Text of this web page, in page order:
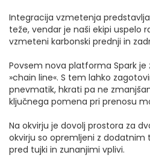
Integracija vzmetenja
teže, vendar je naši ekipi uspelo
vzmeteni karbonski prednji in
Povsem nova platforma Spark
»chain line«. S tem lahko
pnevmatik, hkrati pa ne
ključnega pomena pri prenosu
Na okvirju je dovolj prostora za
okvirju so opremljeni z dodatnim
pred tujki in zunanjimi vplivi.